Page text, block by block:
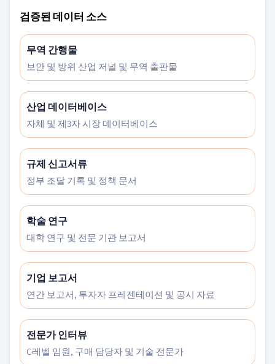
검증된 데이터 소스
무역 간행물
보안 및 방위 산업 저널 및 무역 출판물
산업 데이터베이스
자체 및 제3자 시장 데이터베이스
규제 신고서류
정부 조달 기록 및 정책 문서
학술 연구
대학 연구 및 전문 기관 보고서
기업 보고서
연간 보고서, 투자자 프레젠테이션 및 공시 자료
전문가 인터뷰
C레벨 임원, 구매 담당자 및 기술 전문가